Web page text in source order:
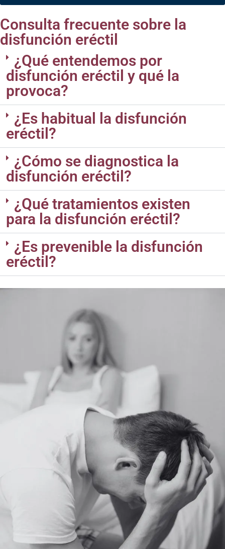
Consulta frecuente sobre la
disfunción eréctil
¿Qué entendemos por
disfunción eréctil y qué la
provoca?
¿Es habitual la disfunción
eréctil?
¿Cómo se diagnostica la
disfunción eréctil?
¿Qué tratamientos existen
para la disfunción eréctil?
¿Es prevenible la disfunción
eréctil?